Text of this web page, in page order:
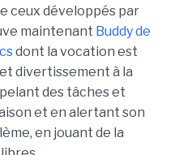
ceux développés par
maintenant Buddy de
dont la vocation est
divertissement à la
des tâches et
et en alertant son
en jouant de la